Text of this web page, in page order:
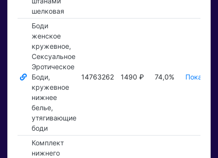
шелковая
Боди
женское
кружевное,
Сексуальное
Эротическое
Боди,
кружевное
нижнее
белье,
утягивающие
боди
14763262 1490 ₽ 74,0%
Комплект
нижнего